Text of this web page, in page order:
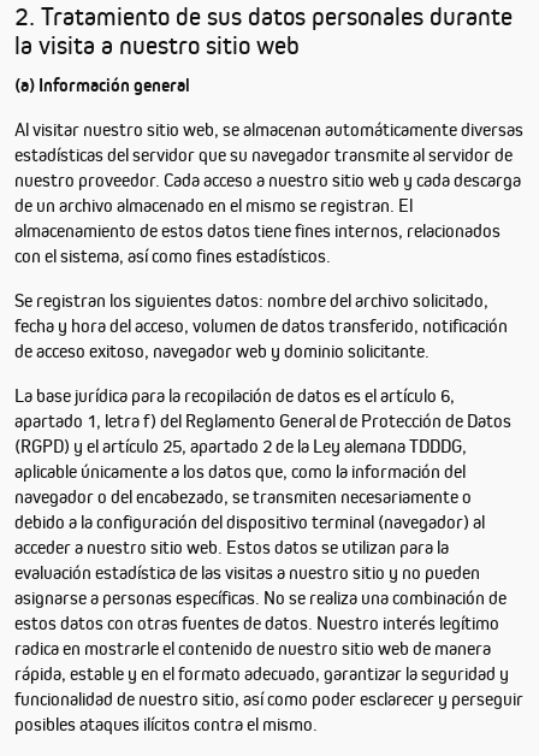
2. Tratamiento de sus datos personales durante
la visita a nuestro sitio web
(a) Información general
Al visitar nuestro sitio web, se almacenan automáticamente diversas
estadísticas del servidor que su navegador transmite al servidor de
nuestro proveedor. Cada acceso a nuestro sitio web y cada descarga
de un archivo almacenado en el mismo se registran. El
almacenamiento de estos datos tiene fines internos, relacionados
con el sistema, así como fines estadísticos.
Se registran los siguientes datos: nombre del archivo solicitado,
fecha y hora del acceso, volumen de datos transferido, notificación
de acceso exitoso, navegador web y dominio solicitante.
La base jurídica para la recopilación de datos es el artículo 6,
apartado 1, letra f) del Reglamento General de Protección de Datos
(RGPD) y el artículo 25, apartado 2 de la Ley alemana TDDDG,
aplicable únicamente a los datos que, como la información del
navegador o del encabezado, se transmiten necesariamente o
debido a la configuración del dispositivo terminal (navegador) al
acceder a nuestro sitio web. Estos datos se utilizan para la
evaluación estadística de las visitas a nuestro sitio y no pueden
asignarse a personas específicas. No se realiza una combinación de
estos datos con otras fuentes de datos. Nuestro interés legítimo
radica en mostrarle el contenido de nuestro sitio web de manera
rápida, estable y en el formato adecuado, garantizar la seguridad y
funcionalidad de nuestro sitio, así como poder esclarecer y perseguir
posibles ataques ilícitos contra el mismo.